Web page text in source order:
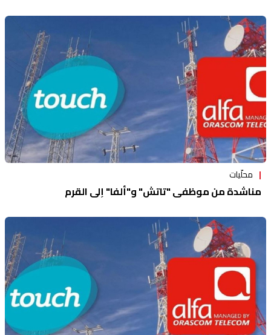
محلّيات
مناشدة من موظفي "تاتش" و"ألفا" إلى القرم